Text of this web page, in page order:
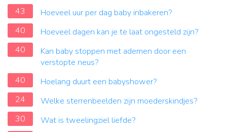
43
Hoeveel uur per dag baby inbakeren?
40
Hoeveel dagen kan je te laat ongesteld zijn?
40
Kan baby stoppen met ademen door een
verstopte neus?
40
Hoelang duurt een babyshower?
24
Welke sterrenbeelden zijn moederskindjes?
30
Wat is tweelingziel liefde?